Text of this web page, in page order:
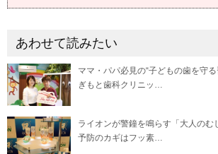
あわせて読みたい
ママ・パパ必見の“子どもの歯を守
ぎもと歯科クリニッ…
ライオンが警鐘を鳴らす「大人のむ
予防のカギはフッ素…